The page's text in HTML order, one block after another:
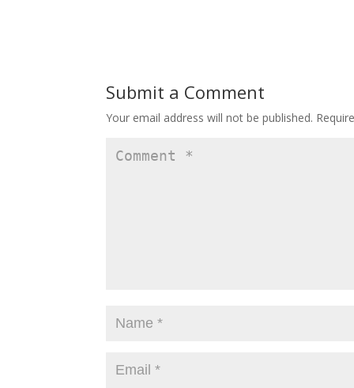
o
o
k
o
n
Submit a Comment
Your email address will not be published.